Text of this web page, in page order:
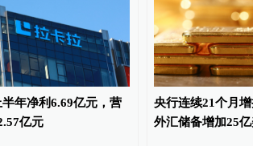
年净利6.69亿元，营
亿元
央行连续21个月增
外汇储备增加25